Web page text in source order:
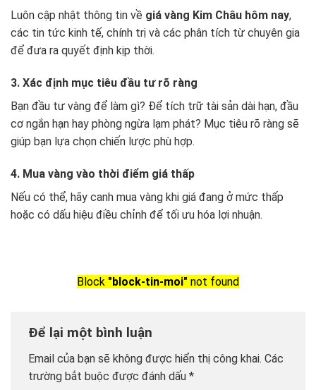
Luôn cập nhật thông tin về giá vàng Kim Châu hôm nay,
các tin tức kinh tế, chính trị và các phân tích từ chuyên gia
để đưa ra quyết định kịp thời.
3. Xác định mục tiêu đầu tư rõ ràng
Bạn đầu tư vàng để làm gì? Để tích trữ tài sản dài hạn, đầu
cơ ngắn hạn hay phòng ngừa lạm phát? Mục tiêu rõ ràng sẽ
giúp bạn lựa chọn chiến lược phù hợp.
4. Mua vàng vào thời điểm giá thấp
Nếu có thể, hãy canh mua vàng khi giá đang ở mức thấp
hoặc có dấu hiệu điều chỉnh để tối ưu hóa lợi nhuận.
Block "block-tin-moi" not found
Để lại một bình luận
Email của bạn sẽ không được hiển thị công khai. Các
trường bắt buộc được đánh dấu *